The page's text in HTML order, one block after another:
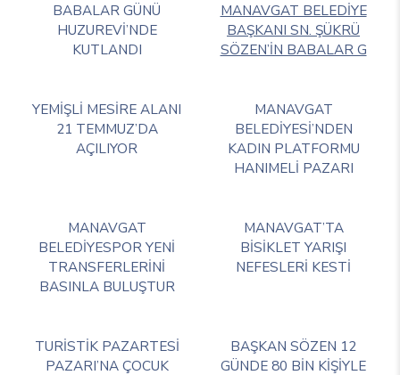
BABALAR GÜNÜ
HUZUREVİ’NDE
KUTLANDI
MANAVGAT BELEDİYE
BAŞKANI SN. ŞÜKRÜ
SÖZEN’İN BABALAR G
YEMİŞLİ MESİRE ALANI
21 TEMMUZ’DA
AÇILIYOR
MANAVGAT
BELEDİYESİ’NDEN
KADIN PLATFORMU
HANIMELİ PAZARI
MANAVGAT
BELEDİYESPOR YENİ
TRANSFERLERİNİ
BASINLA BULUŞTUR
MANAVGAT’TA
BİSİKLET YARIŞI
NEFESLERİ KESTİ
TURİSTİK PAZARTESİ
PAZARI’NA ÇOCUK
BAŞKAN SÖZEN 12
GÜNDE 80 BİN KİŞİYLE